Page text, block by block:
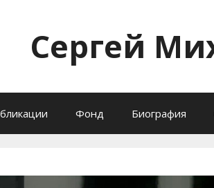
Сергей
Фонд Биография